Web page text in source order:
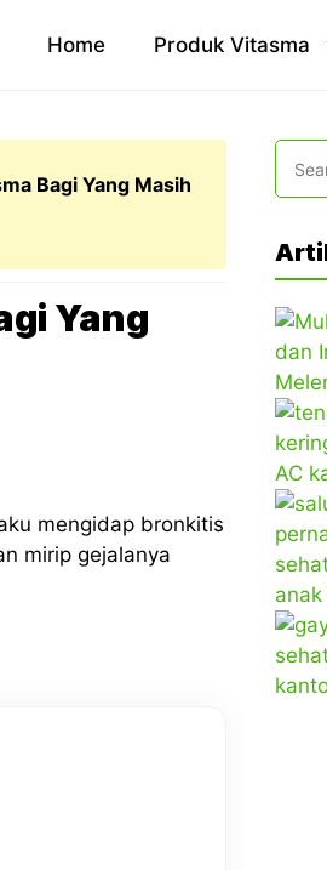
Home Produk Vitasma
Bagi Yang Masih
Yang
mengidap bronkitis
mirip gejalanya